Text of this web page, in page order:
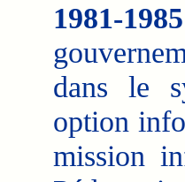
1981-
dans le
option
mission